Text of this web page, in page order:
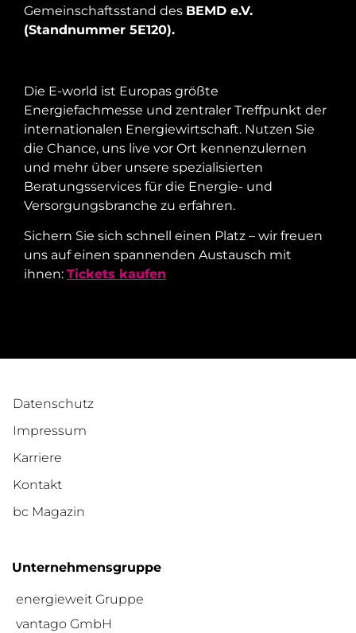
Gemeinschaftsstand des BEMD e.V.
(Standnummer 5E120).
Die E-world ist Europas größte
Energiefachmesse und zentraler Treffpunkt der
internationalen Energiewirtschaft. Nutzen Sie
die Chance, uns live vor Ort kennenzulernen
und mehr über unsere spezialisierten
Beratungsservices für die Energie- und
Versorgungsbranche zu erfahren.
Sichern Sie sich schnell einen Platz – wir freuen
uns auf einen spannenden Austausch mit
ihnen: Tickets kaufen
Datenschutz
Impressum
Karriere
Kontakt
bc Magazin
Unternehmensgruppe
energieweit Gruppe
vantago GmbH